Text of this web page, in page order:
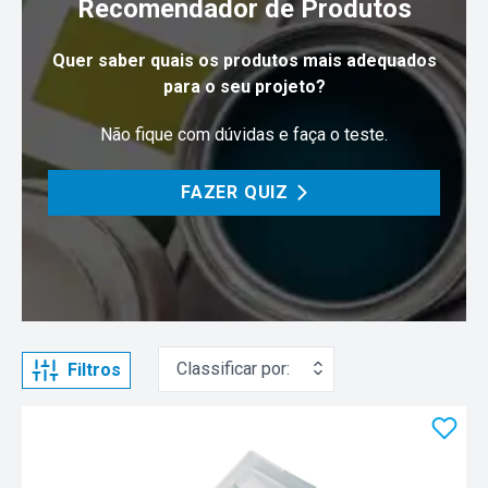
Recomendador de Produtos
Quer saber quais os produtos mais adequados
para o seu projeto?
Não fique com dúvidas e faça o teste.
FAZER QUIZ
Filtros Classificar por: